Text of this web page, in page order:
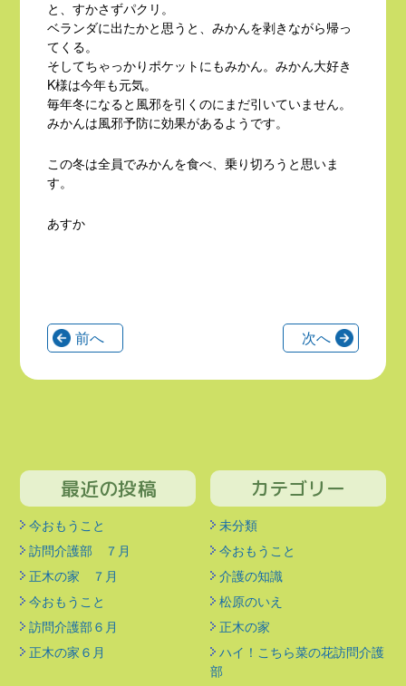
と、すかさずパクリ。
ベランダに出たかと思うと、みかんを剥きながら帰っ
てくる。
そしてちゃっかりポケットにもみかん。みかん大好き
K様は今年も元気。
毎年冬になると風邪を引くのにまだ引いていません。
みかんは風邪予防に効果があるようです。
この冬は全員でみかんを食べ、乗り切ろうと思いま
す。
あすか
前へ 次へ
最近の投稿
今おもうこと
訪問介護部 ７月
正木の家 ７月
今おもうこと
訪問介護部６月
正木の家６月
カテゴリー
未分類
今おもうこと
介護の知識
松原のいえ
正木の家
ハイ！こちら菜の花訪問介護
部